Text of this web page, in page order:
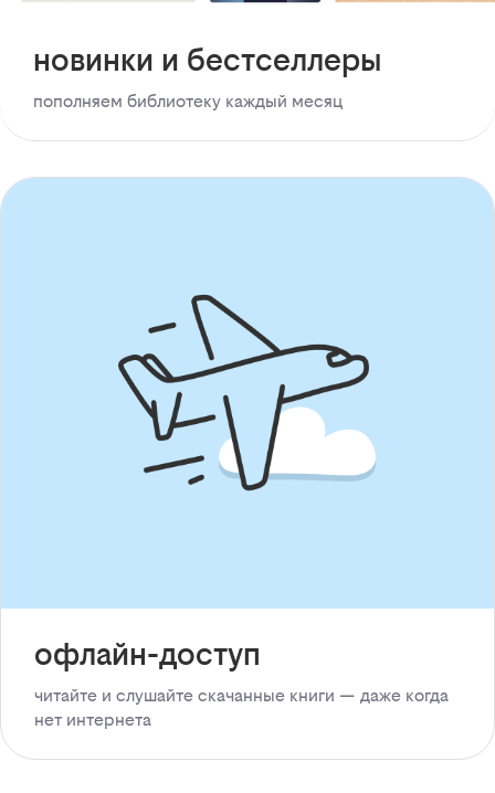
новинки и бестселлеры
пополняем библиотеку каждый месяц
офлайн-доступ
читайте и слушайте скачанные книги — даже когда
нет интернета